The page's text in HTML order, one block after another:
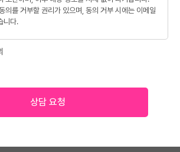
의를 거부할 권리가 있으며, 동의 거부 시에는 이메일
니다.
상담 요청